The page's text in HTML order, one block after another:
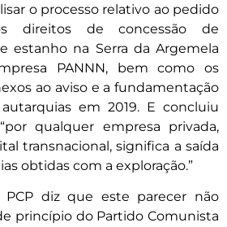
o processo relativo ao pedido
direitos de concessão de
estanho na Serra da Argemela
PANNN, bem como os
ao aviso e a fundamentação
em 2019. E concluiu
qualquer empresa privada,
transnacional, significa a saída
obtidas com a exploração.”
diz que este parecer não
princípio do Partido Comunista